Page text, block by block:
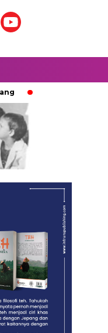
Ketika Kekacauan